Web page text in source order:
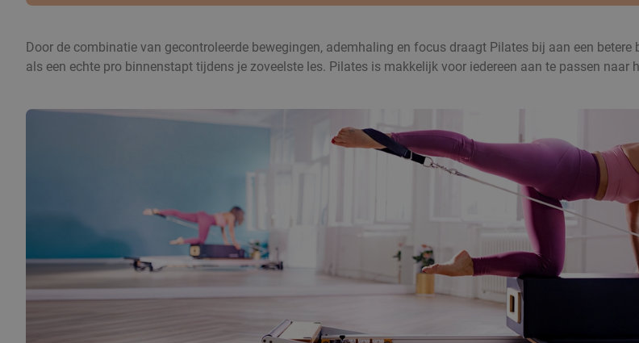
Door de combinatie van gecontroleerde bewegingen, ademhaling en focus draagt Pilates bij aan een
als een echte pro binnenstapt tijdens je zoveelste les. Pilates is makkelijk voor iedereen aan te passen naar